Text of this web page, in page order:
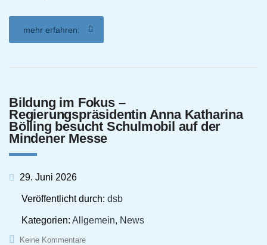
mehr erfahren:
Bildung im Fokus –
Regierungspräsidentin Anna Katharina
Bölling besucht Schulmobil auf der
Mindener Messe
29. Juni 2026
Veröffentlicht durch: dsb
Kategorien: Allgemein, News
Keine Kommentare